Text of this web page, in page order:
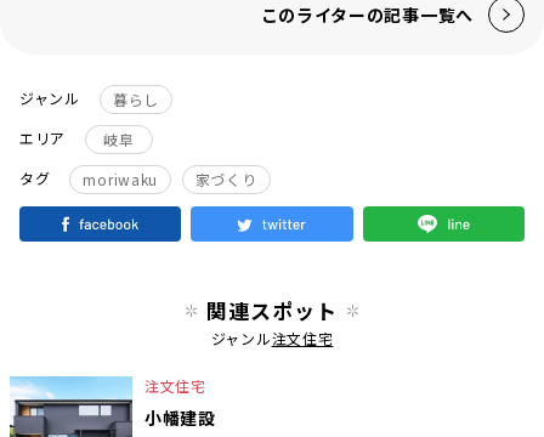
このライターの記事一覧へ
ジャンル
暮らし
エリア
岐阜
タグ
moriwaku 家づくり
関連スポット
ジャンル注文住宅
注文住宅
小幡建設